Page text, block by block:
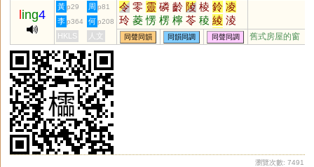
ing4
黃 p29 周 p81 令 零 靈 磷 齡 陵 棱 鈴 凌
玲 菱 愣 楞 檸 苓 稜 綾 淩
伶 翎 聆 泠 鯪 拎 羚 笭 柃
舲 囹 欞 蛉 酃 崚 橈 醽 呤
李 p364 何 p208
HKLS 人文 同聲同韻 同韻同調 同聲同調 舊式房屋的窗
瀏覽次數: 7491